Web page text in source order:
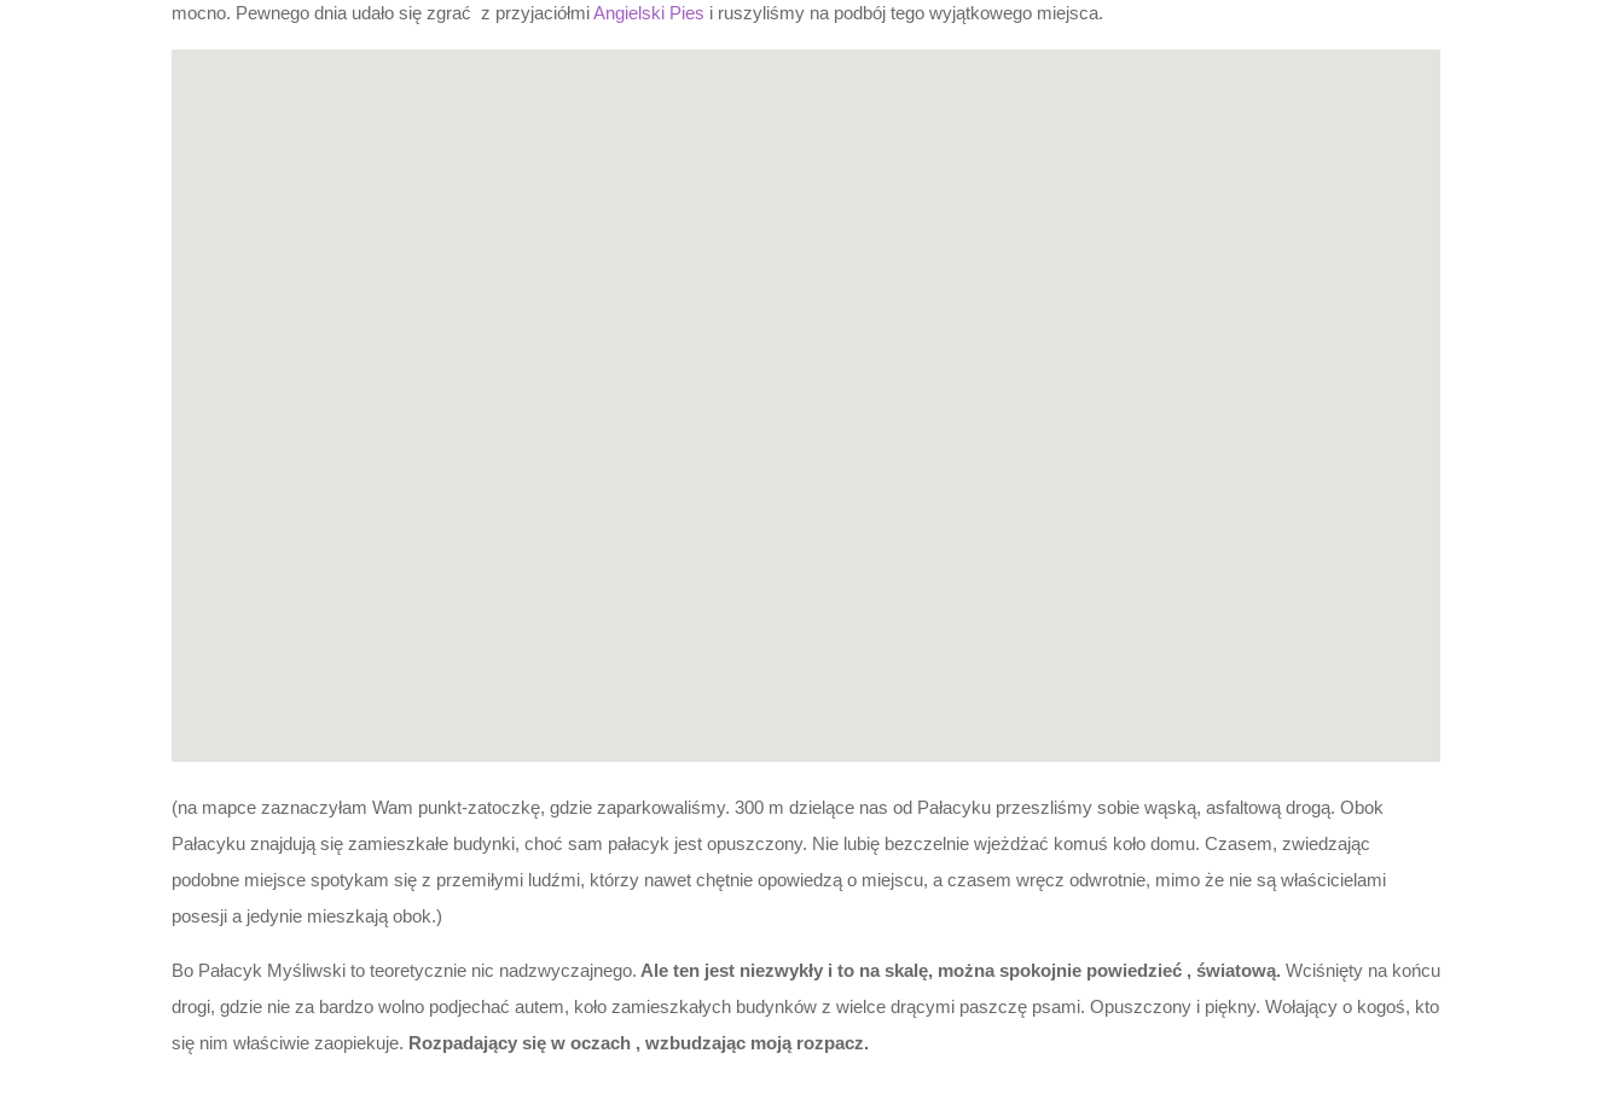
mocno. Pewnego dnia udało się zgrać z przyjaciółmiAngielski Pies i ruszyliśmy na podbój tego wyjątkowego miejsca.
(na mapce zaznaczyłam Wam punkt-zatoczkę, gdzie zaparkowaliśmy. 300 m dzielące nas od Pałacyku przeszliśmy sobie wąską, asfaltową drogą. Obok
Pałacyku znajdują się zamieszkałe budynki, choć sam pałacyk jest opuszczony. Nie lubię bezczelnie wjeżdżać komuś koło domu. Czasem, zwiedzając
podobne miejsce spotykam się z przemiłymi ludźmi, którzy nawet chętnie opowiedzą o miejscu, a czasem wręcz odwrotnie, mimo że nie są właścicielami
posesji a jedynie mieszkają obok.)
Bo Pałacyk Myśliwski to teoretycznie nic nadzwyczajnego. Ale ten jest niezwykły i to na skalę, można spokojnie powiedzieć , światową. Wciśnięty na końcu
drogi, gdzie nie za bardzo wolno podjechać autem, koło zamieszkałych budynków z wielce drącymi paszczę psami. Opuszczony i piękny. Wołający o kogoś, kto
się nim właściwie zaopiekuje. Rozpadający się w oczach , wzbudzając moją rozpacz.